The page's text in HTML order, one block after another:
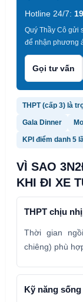
Hotline 24/7:
Quý Thầy Cô gửi
để nhận phương
Gọi tư vấn
THPT (cấp 3) là
Gala Dinner
KPI điểm danh 5
VÌ SAO
KHI ĐI XE
THPT chịu
Thời gian
chiêng) phù
Kỹ năng